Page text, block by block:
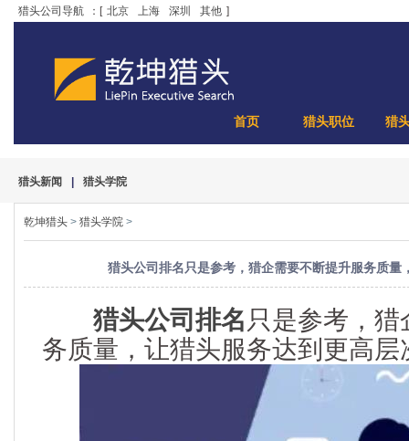
猎头公司导航 ：[ 北京 上海 深圳 其他 ]
首页 猎头职位 猎
猎头新闻 猎头学院
乾坤猎头 > 猎头学院 >
猎头公司排名只是参考，猎企需要不断提升服务质量
猎头公司排名 只是参考，
务质量，让猎头服务达到更高层